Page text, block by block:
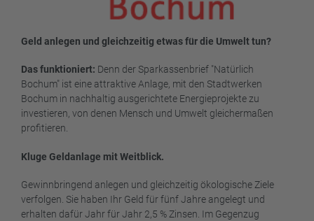
Geld anlegen und gleichzeitig etwas für die Umwelt tun?
Das funktioniert: Denn der Sparkassenbrief "Natürlich
Bochum" ist eine attraktive Anlage, mit den Stadtwerken
Bochum in nachhaltig ausgerichtete Energieprojekte zu
investieren, von denen Mensch und Umwelt gleichermaßen
profitieren.
Kluge Geldanlage mit Weitblick.
Gewinnbringend anlegen und gleichzeitig ökologische Ziele
verfolgen. Sie haben Ihr Geld für fünf Jahre angelegt und
erhalten dafür Jahr für Jahr 2,5 % Zinsen. Im Gegenzug